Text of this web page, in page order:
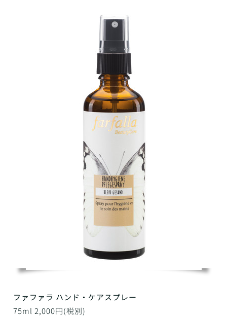
ファファラ ハンド・ケアスプレー
75ml 2,000円(税別)